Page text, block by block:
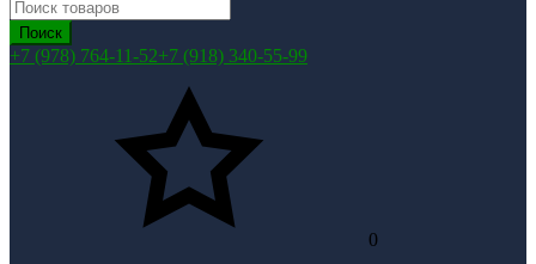
Поиск
+7 (978) 764-11-52+7 (918) 340-55-99
0